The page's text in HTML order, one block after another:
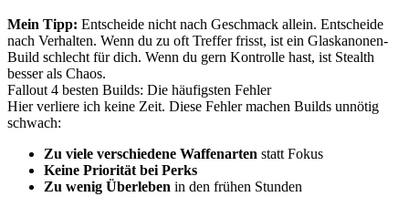
Mein Tipp: Entscheide nicht nach Geschmack allein. Entscheide
nach Verhalten. Wenn du zu oft Treffer frisst, ist ein Glaskanonen-
Build schlecht für dich. Wenn du gern Kontrolle hast, ist Stealth
besser als Chaos.
Fallout 4 besten Builds: Die häufigsten Fehler
Hier verliere ich keine Zeit. Diese Fehler machen Builds unnötig
schwach:
Zu viele verschiedene Waffenarten statt Fokus
Keine Priorität bei Perks
Zu wenig Überleben in den frühen Stunden